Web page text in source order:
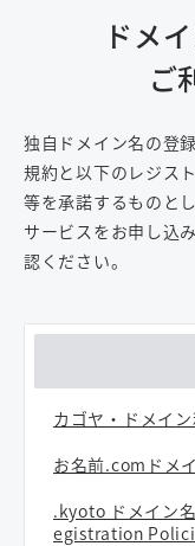
ドメ
ご
独自ドメイン名の登
規約と以下のレジス
等を承諾するものとし
サービスをお申し込
認ください。
カゴヤ・ドメイ
お名前.comドメ
.kyoto ドメイン
egistration